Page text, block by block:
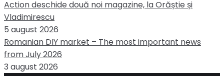
Action deschide două noi magazine, la Orăștie și
Vladimirescu
5 august 2026
Romanian DIY market – The most important news
from July 2026
3 august 2026